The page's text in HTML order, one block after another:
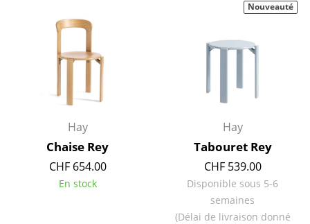
Chaises enfants
Chaises à bascule
Chaises de bureau
Chaises de conférence
Fauteuils de direction
Pièces détachées
... voir tous les sièges
Hay
Chaise Rey
CHF 654.00
En stock
Hay
Tabouret Rey
CHF 539.00
Disponible sous 5-6
semaines
(Délai de livraison donné
Nouveauté